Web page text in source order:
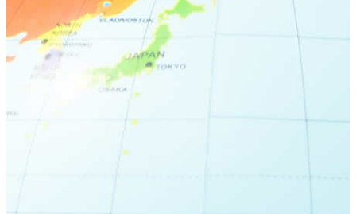
アクセス
お問い合わせ
Instagram
ATLAS International School Official
五反田インスタグラム
立川インスタグラム